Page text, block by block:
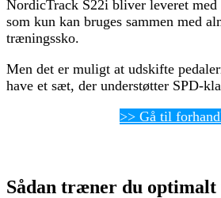
NordicTrack S22i bliver leveret
som kun kan bruges sammen med
træningssko.
Men det er muligt at udskifte
have et sæt, der understøtter SPD-
>> Gå til
Sådan træner du optimalt